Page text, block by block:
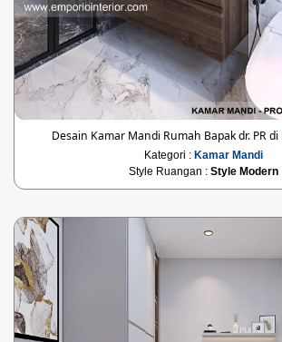
Desain Kamar Mandi Rumah Bapak dr. PR
Kategori : Kamar Mandi
Style Ruangan : Style Modern